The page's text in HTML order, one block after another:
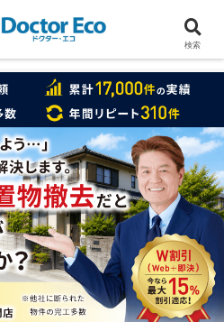
と片付けたいなら
件のドクターエコ
検索